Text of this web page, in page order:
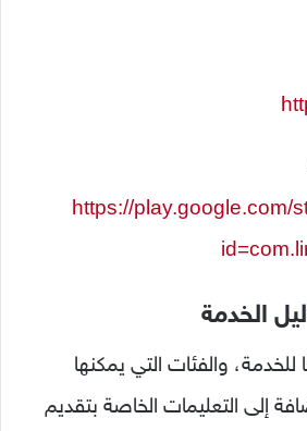
https://play.google.com/
للخدمة، والفئات التي يمكنها
إلى التعليمات الخاصة بتقديم